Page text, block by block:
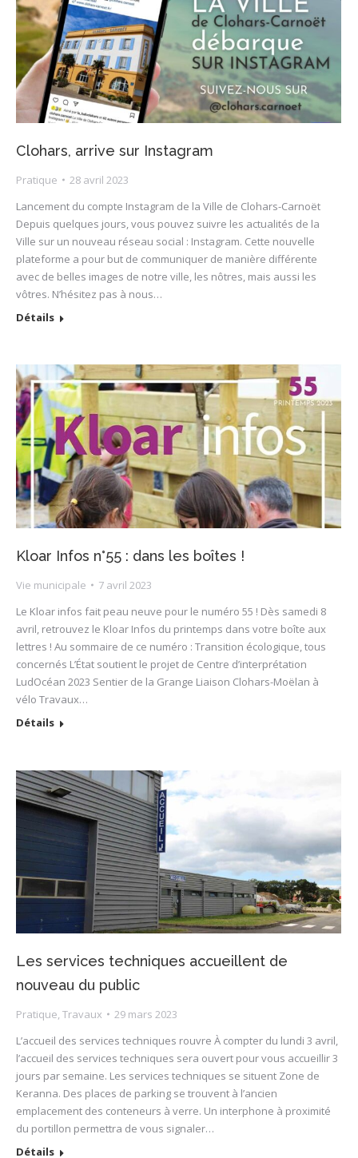
Clohars, arrive sur Instagram
Pratique
28 avril 2023
Lancement du compte Instagram de la Ville de Clohars-Carnoët
Depuis quelques jours, vous pouvez suivre les actualités de la
Ville sur un nouveau réseau social : Instagram. Cette nouvelle
plateforme a pour but de communiquer de manière différente
avec de belles images de notre ville, les nôtres, mais aussi les
vôtres. N’hésitez pas à nous…
Détails
Kloar Infos n°55 : dans les boîtes !
Vie municipale
7 avril 2023
Le Kloar infos fait peau neuve pour le numéro 55 ! Dès samedi 8
avril, retrouvez le Kloar Infos du printemps dans votre boîte aux
lettres ! Au sommaire de ce numéro : Transition écologique, tous
concernés L’État soutient le projet de Centre d’interprétation
LudOcéan 2023 Sentier de la Grange Liaison Clohars-Moëlan à
vélo Travaux…
Détails
Les services techniques accueillent de
nouveau du public
Pratique Travaux
29 mars 2023
L’accueil des services techniques rouvre À compter du lundi 3 avril,
l’accueil des services techniques sera ouvert pour vous accueillir 3
jours par semaine. Les services techniques se situent Zone de
Keranna. Des places de parking se trouvent à l’ancien
emplacement des conteneurs à verre. Un interphone à proximité
du portillon permettra de vous signaler…
Détails